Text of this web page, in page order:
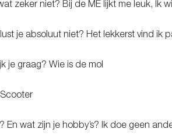
zeker niet? Bij de ME lijkt me leuk, Ik
je absoluut niet? Het lekkerst vind ik
je graag? Wie is de mol
En wat zijn je hobby’s? Ik doe geen